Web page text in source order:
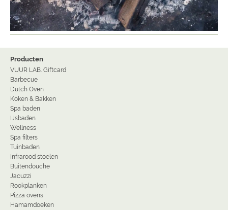
Producten
VUUR LAB. Giftcard
Barbecue
Dutch Oven
Koken & Bakken
Spa baden
IJsbaden
Wellness
Spa filters
Tuinbaden
Infrarood stoelen
Buitendouche
Jacuzzi
Rookplanken
Pizza ovens
Hamamdoeken